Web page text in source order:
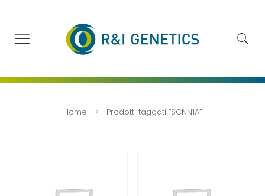
Home Prodotti taggati “SCNN1A”